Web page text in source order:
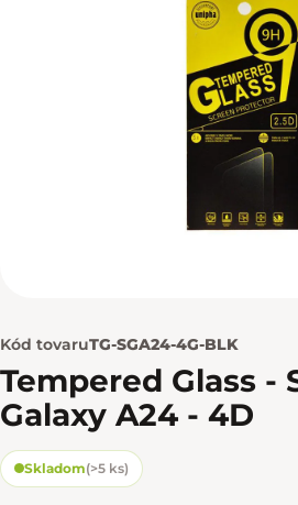
Kód tovaruTG-SGA24-4G-BLK
Tempered Glass -
Galaxy A24 - 4D
Skladom(>5 ks)